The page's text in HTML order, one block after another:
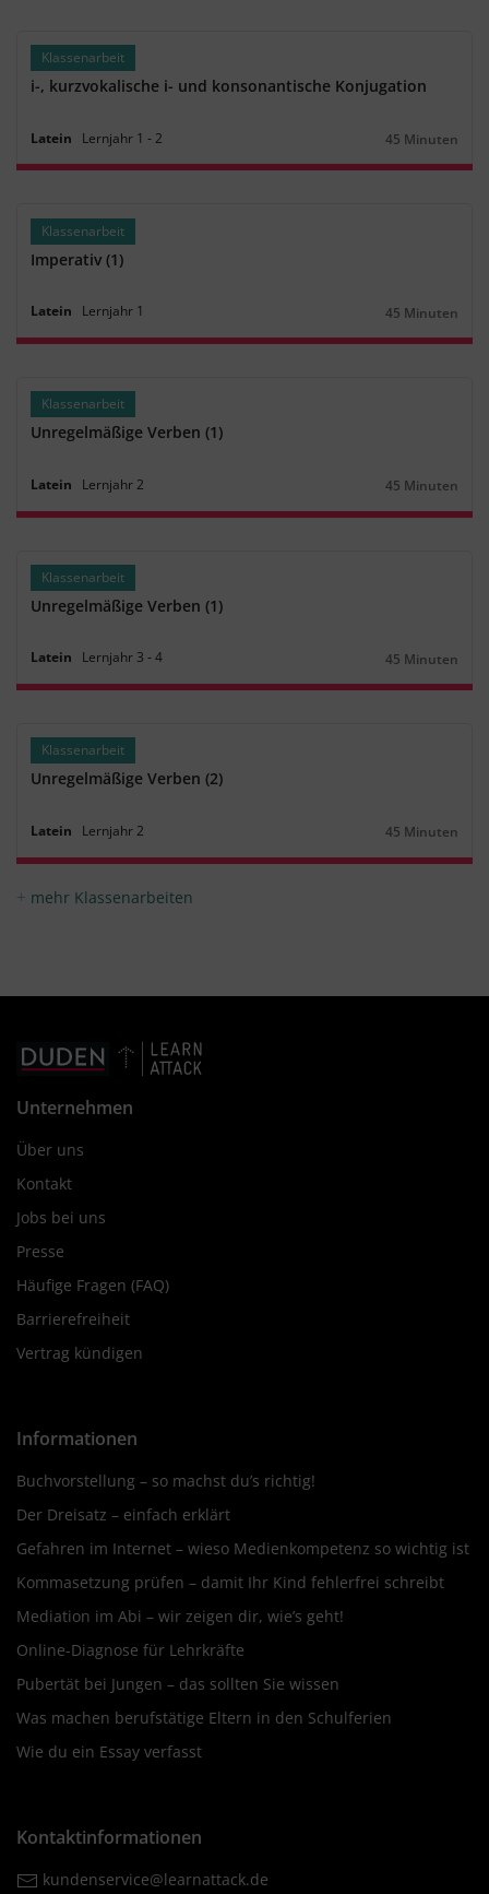
Klassenarbeit
i-, kurzvokalische i- und konsonantische Konjugation
Latein Lernjahr 1 ‐2
Dauer:
45 Minuten
Klassenarbeit
Imperativ (1)
Latein Lernjahr 1
Dauer:
45 Minuten
Klassenarbeit
Unregelmäßige Verben (1)
Latein Lernjahr2
Dauer:
45 Minuten
Klassenarbeit
Unregelmäßige Verben (1)
Latein Lernjahr 3 ‐4
Dauer:
45 Minuten
Klassenarbeit
Unregelmäßige Verben (2)
Latein Lernjahr2
Dauer:
45 Minuten
mehr Klassenarbeiten
Unternehmen
Über uns
Kontakt
Jobs bei uns
Presse
Häufige Fragen (FAQ)
Barrierefreiheit
Vertrag kündigen
Informationen
Buchvorstellung – so machst du’s richtig!
Der Dreisatz – einfach erklärt
Gefahren im Internet – wieso Medienkompetenz so wichtig ist
Kommasetzung prüfen – damit Ihr Kind fehlerfrei schreibt
Mediation im Abi – wir zeigen dir, wie’s geht!
Online-Diagnose für Lehrkräfte
Pubertät bei Jungen – das sollten Sie wissen
Was machen berufstätige Eltern in den Schulferien
Wie du ein Essay verfasst
Kontaktinformationen
kundenservice@learnattack.de